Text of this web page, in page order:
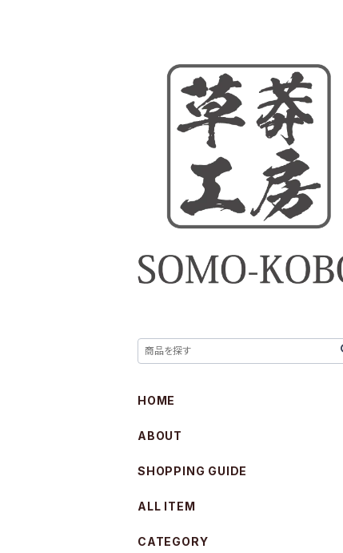
HOME
ABOUT
SHOPPING GUIDE
ALL ITEM
CATEGORY